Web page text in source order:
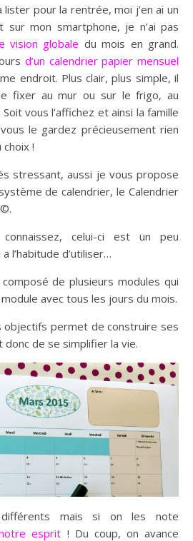
pour la rentrée, moi j’en ai un
sur mon smartphone, je n’ai pas
vision globale du mois en grand.
d’un calendrier papier mensuel
endroit. Plus clair, plus simple, il
fixer au mur ou sur le frigo, au
vous l’affichez et ainsi la famille
le gardez précieusement rien
choix !
stressant, aussi je vous propose
de calendrier, le Calendrier
celui-ci est un peu
l’habitude d’utiliser…
de plusieurs modules qui
module avec tous les jours du mois.
objectifs permet de construire ses
de se simplifier la vie.
mais si on les note
esprit ! Du coup, on avance